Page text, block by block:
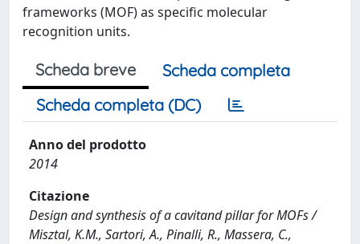
frameworks (MOF) as specific molecular
recognition units.
Scheda breve
Scheda completa
Scheda completa (DC)
Anno del prodotto
2014
Citazione
Design and synthesis of a cavitand pillar for MOFs /
Misztal, K.M., Sartori, A., Pinalli, R., Massera, C.,